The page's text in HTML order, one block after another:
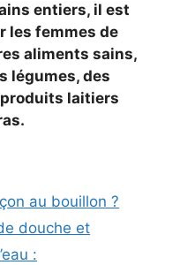
entiers, il est
les femmes de
aliments sains,
légumes, des
laitiers
au bouillon ?
douche et
: